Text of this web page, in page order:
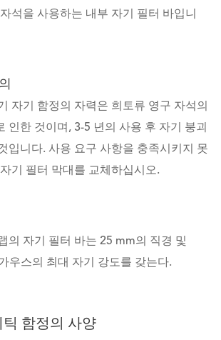
석을 사용하는 내부 자기 필터 바입니
자기 함정의 자력은 희토류 영구 자석의
인한 것이며, 3-5 년의 사용 후 자기 붕괴
입니다. 사용 요구 사항을 충족시키지 못
기 필터 막대를 교체하십시오.
의 자기 필터 바는 25 mm의 직경 및
우스의 최대 자기 강도를 갖는다.
함정의 사양